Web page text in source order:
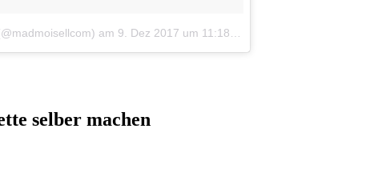
am 9. Dez 2017 um 11:18 Uhr
selber machen